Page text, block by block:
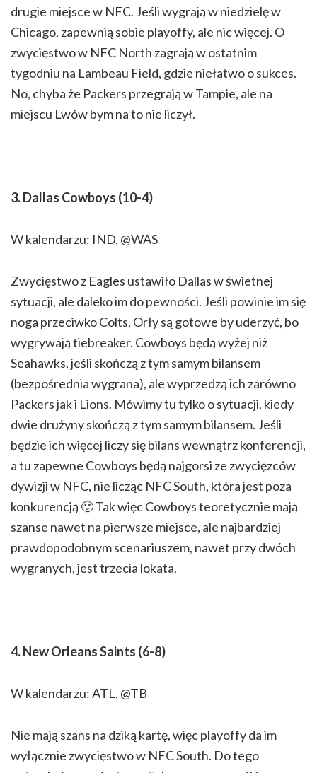
drugie miejsce w NFC. Jeśli wygrają w niedzielę w
Chicago, zapewnią sobie playoffy, ale nic więcej. O
zwycięstwo w NFC North zagrają w ostatnim
tygodniu na Lambeau Field, gdzie niełatwo o sukces.
No, chyba że Packers przegrają w Tampie, ale na
miejscu Lwów bym na to nie liczył.
3. Dallas Cowboys (10-4)
W kalendarzu: IND, @WAS
Zwycięstwo z Eagles ustawiło Dallas w świetnej
sytuacji, ale daleko im do pewności. Jeśli powinie im się
noga przeciwko Colts, Orły są gotowe by uderzyć, bo
wygrywają tiebreaker. Cowboys będą wyżej niż
Seahawks, jeśli skończą z tym samym bilansem
(bezpośrednia wygrana), ale wyprzedzą ich zarówno
Packers jak i Lions. Mówimy tu tylko o sytuacji, kiedy
dwie drużyny skończą z tym samym bilansem. Jeśli
będzie ich więcej liczy się bilans wewnątrz konferencji,
a tu zapewne Cowboys będą najgorsi ze zwycięzców
dywizji w NFC, nie licząc NFC South, która jest poza
konkurencją 🙂 Tak więc Cowboys teoretycznie mają
szanse nawet na pierwsze miejsce, ale najbardziej
prawdopodobnym scenariuszem, nawet przy dwóch
wygranych, jest trzecia lokata.
4. New Orleans Saints (6-8)
W kalendarzu: ATL, @TB
Nie mają szans na dziką kartę, więc playoffy da im
wyłącznie zwycięstwo w NFC South. Do tego